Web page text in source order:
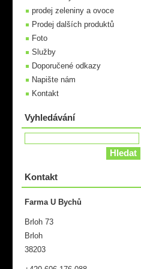
prodej zeleniny a ovoce
Prodej dalších produktů
Foto
Služby
Doporučené odkazy
Napište nám
Kontakt
Vyhledávání
Kontakt
Farma U Bychů
Brloh 73
Brloh
38203